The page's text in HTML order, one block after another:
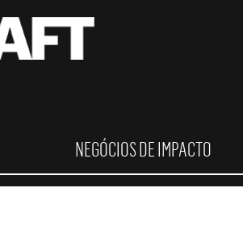
NEGÓCIOS DE IMPACTO